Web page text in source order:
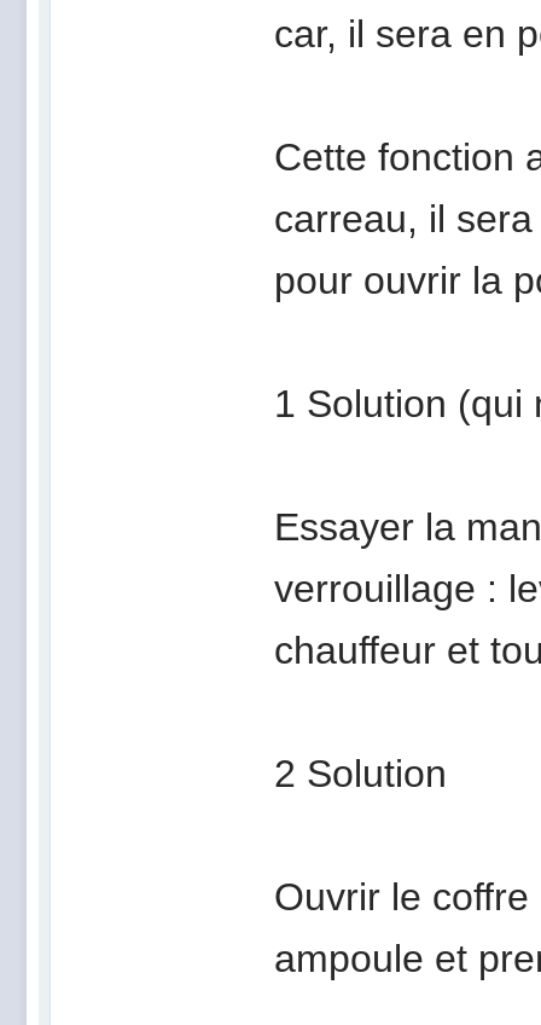
car, il sera en
Cette fonction
carreau, il
pour ouvrir la
1 Solution (qui
Essayer la
verrouillage :
chauffeur et
2 Solution
Ouvrir le
ampoule et